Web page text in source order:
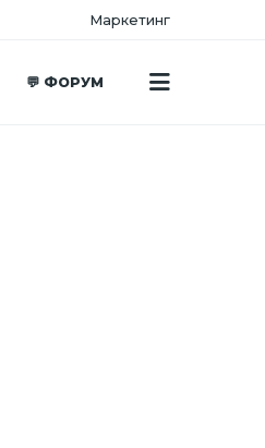
Маркетинг
💬 ФОРУМ